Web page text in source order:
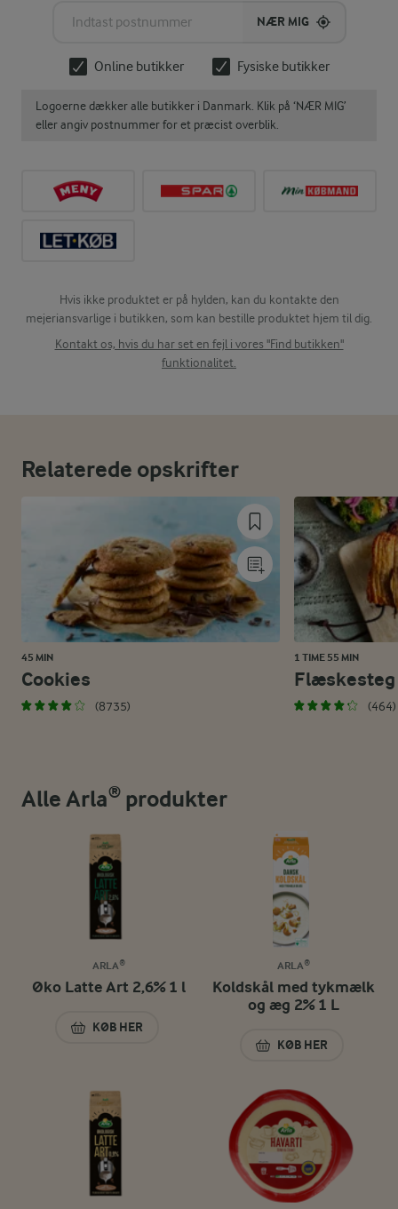
NÆR MIG
Online butikker Fysiske butikker
Logoerne dækker alle butikker i Danmark. Klik på ‘NÆR MIG’
eller angiv postnummer for et præcist overblik.
Hvis ikke produktet er på hylden, kan du kontakte den
mejeriansvarlige i butikken, som kan bestille produktet hjem til dig.
Kontakt os, hvis du har set en fejl i vores "Find butikken"
funktionalitet.
Relaterede opskrifter
45 MIN
Cookies
(8735)
1 TIME 55 MIN
Flæskesteg
(464)
Alle Arla® produkter
ARLA®
Øko Latte Art 2,6% 1 l
KØB HER
ØKO LATTE ART 2,6% 1 L
ARLA®
Koldskål med tykmælk
og æg 2% 1 L
KØB HER
KOLDSKÅL MED